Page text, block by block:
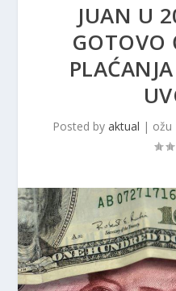
JUAN U
GOTOVO
Posted by aktual | ožu